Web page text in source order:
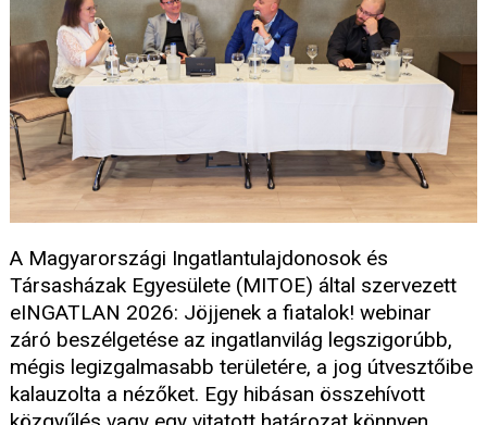
A Magyarországi Ingatlantulajdonosok és
Társasházak Egyesülete (MITOE) által szervezett
eINGATLAN 2026: Jöjjenek a fiatalok! webinar
záró beszélgetése az ingatlanvilág legszigorúbb,
mégis legizgalmasabb területére, a jog útvesztőibe
kalauzolta a nézőket. Egy hibásan összehívott